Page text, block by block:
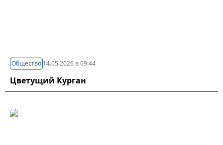
Общество 14.05.2026 в 09:44
Цветущий Курган